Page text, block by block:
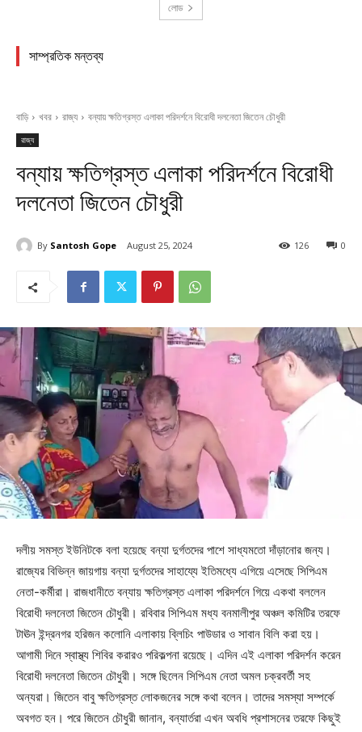
লোড
সাম্প্রতিক মন্তব্য